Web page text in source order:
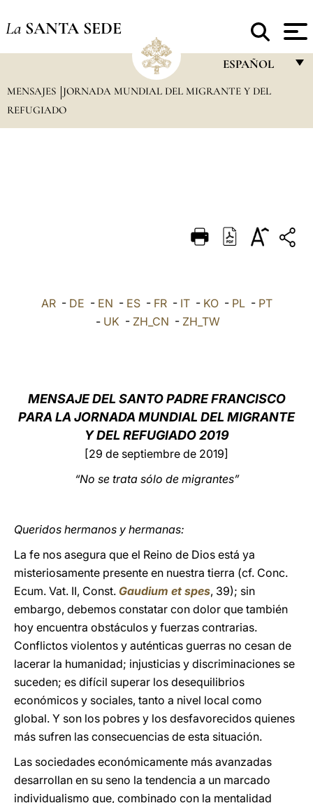
La SANTA SEDE
ESPAÑOL
FRANÇAIS
DEUTSCH
中文
MENSAJES
JORNADA MUNDIAL DEL MIGRANTE Y DEL
REFUGIADO
AR- DE - EN - ES- FR- IT- KO- PL- PT
- UK - ZH_CN - ZH_TW
MENSAJE DEL SANTO PADRE FRANCISCO
PARA LA JORNADA MUNDIAL DEL MIGRANTE
Y DEL REFUGIADO2019
[29 de septiembre de 2019]
“No se trata sólo de migrantes”
Queridos hermanos y hermanas:
La fe nos asegura que el Reino de Dios está ya
misteriosamente presente en nuestra tierra (cf. Conc.
Ecum. Vat. II, Const. Gaudium et spes, 39); sin
embargo, debemos constatar con dolor que también
hoy encuentra obstáculos y fuerzas contrarias.
Conflictos violentos y auténticas guerras no cesan de
lacerar la humanidad; injusticias y discriminaciones se
suceden; es difícil superar los desequilibrios
económicos y sociales, tanto a nivel local como
global. Y son los pobres y los desfavorecidos quienes
más sufren las consecuencias de esta situación.
Las sociedades económicamente más avanzadas
desarrollan en su seno la tendencia a un marcado
individualismo que, combinado con la mentalidad